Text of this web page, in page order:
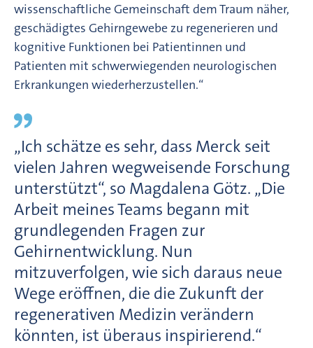
wissenschaftliche Gemeinschaft dem Traum näher,
geschädigtes Gehirngewebe zu regenerieren und
kognitive Funktionen bei Patientinnen und
Patienten mit schwerwiegenden neurologischen
Erkrankungen wiederherzustellen.“
„Ich schätze es sehr, dass Merck seit
vielen Jahren wegweisende Forschung
unterstützt“, so Magdalena Götz. „Die
Arbeit meines Teams begann mit
grundlegenden Fragen zur
Gehirnentwicklung. Nun
mitzuverfolgen, wie sich daraus neue
Wege eröffnen, die die Zukunft der
regenerativen Medizin verändern
könnten, ist überaus inspirierend.“